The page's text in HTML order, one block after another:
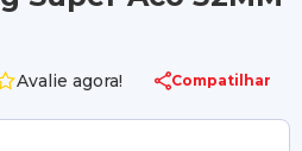
Avalie agora! Compatilhar